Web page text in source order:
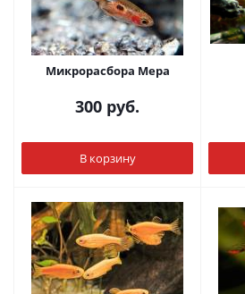
Микрорасбора Мера
300 руб.
В корзину